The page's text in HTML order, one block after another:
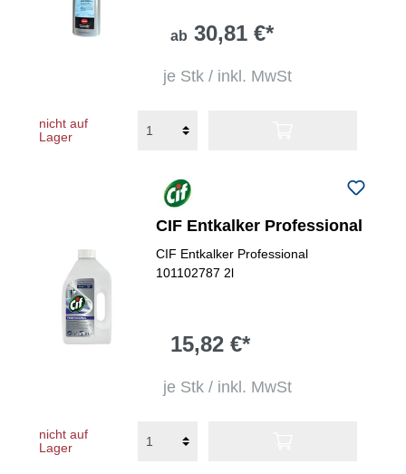
ab 30,81 €*
je Stk / inkl. MwSt
nicht auf
Lager
CIF Entkalker Professional
CIF Entkalker Professional
101102787 2l
15,82 €*
je Stk / inkl. MwSt
nicht auf
Lager